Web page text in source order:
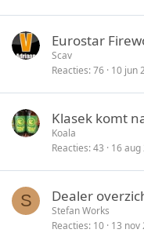
Eurostar
Scav
Reacties 76 10 jun
Klasek komt
Koala
Reacties 43 16 aug
S Dealer
Stefan Works
Reacties 10 13 nov